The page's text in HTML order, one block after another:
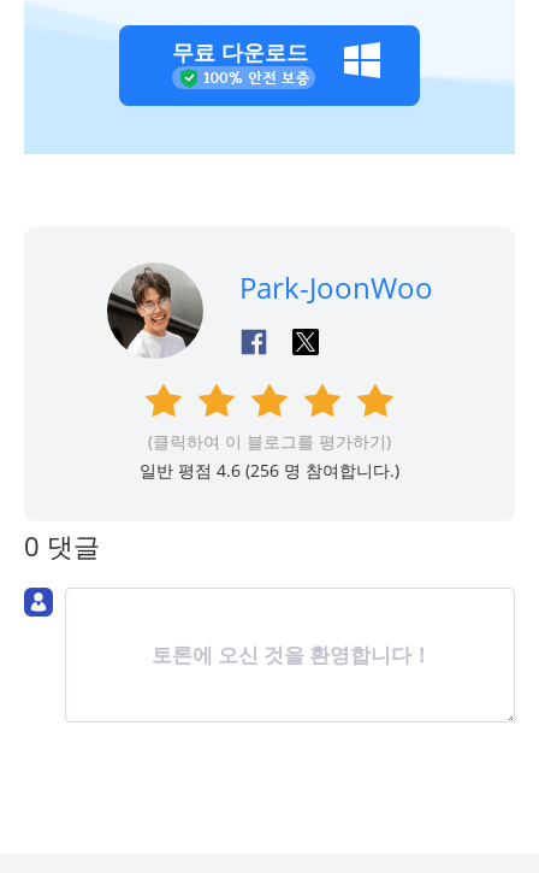
무료 다운로드
Park-JoonWoo
(클릭하여 이 블로그를 평가하기)
일반 평점 4.6 (256 명 참여합니다.)
0 댓글
토론에 오신 것을 환영합니다！